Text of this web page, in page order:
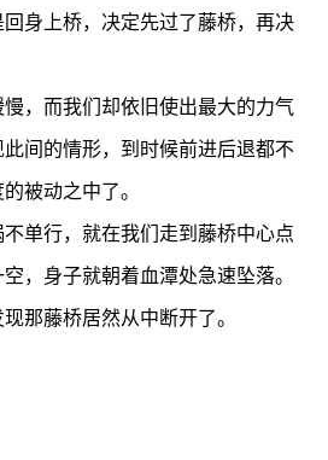
身上桥，决定先过了藤桥，再决
，而我们却依旧使出最大的力气
间的情形，到时候前进后退都不
被动之中了。
行，就在我们走到藤桥中心点
，身子就朝着血潭处急速坠落。
藤桥居然从中断开了。